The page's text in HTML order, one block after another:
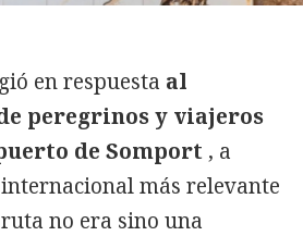
en respuesta al
peregrinos y viajeros
de Somport , a
más relevante
no era sino una